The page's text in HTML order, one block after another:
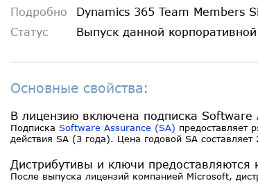
Подробно
Dynamics 365 Team Members
Статус
Выпуск данной
Основные свойства:
В лицензию включена подписка Software
Подписка Software Assurance (SA) предоставляет
действия SA (3 года). Цена годовой SA
Дистрибутивы и ключи предоставляются
После выпуска лицензий компанией Microsoft,